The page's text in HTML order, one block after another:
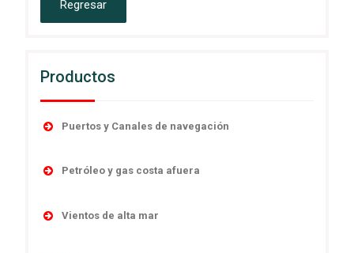
Productos
Puertos y Canales de navegación
Linternas autocontenidas
Petróleo y gas costa afuera
Vientos de alta mar